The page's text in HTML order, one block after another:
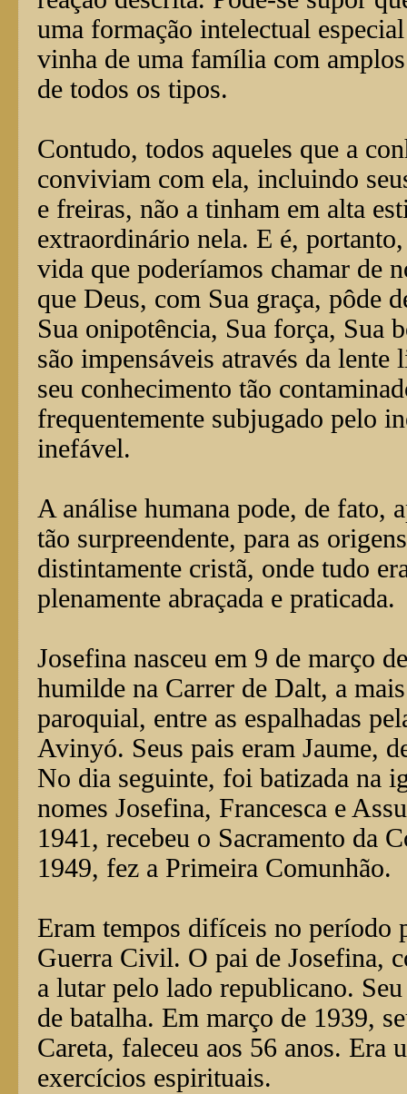
uma formação intelectual
vinha de uma família com
de todos os tipos.
Contudo, todos aqueles que a
conviviam com ela, incluindo
e freiras, não a tinham em alta
extraordinário nela. E é,
vida que poderíamos chamar de
que Deus, com Sua graça, pôde
Sua onipotência, Sua força, Sua
são impensáveis através da
seu conhecimento tão
frequentemente subjugado pelo
inefável.
A análise humana pode, de fato,
tão surpreendente, para as
distintamente cristã, onde tudo
plenamente abraçada e praticada.
Josefina nasceu em 9 de março
humilde na Carrer de Dalt, a
paroquial, entre as espalhadas
Avinyó. Seus pais eram Jaume,
No dia seguinte, foi batizada na
nomes Josefina, Francesca e
1941, recebeu o Sacramento da
1949, fez a Primeira Comunhão.
Eram tempos difíceis no período
Guerra Civil. O pai de Josefina,
a lutar pelo lado republicano.
de batalha. Em março de 1939,
Careta, faleceu aos 56 anos. Era
exercícios espirituais.